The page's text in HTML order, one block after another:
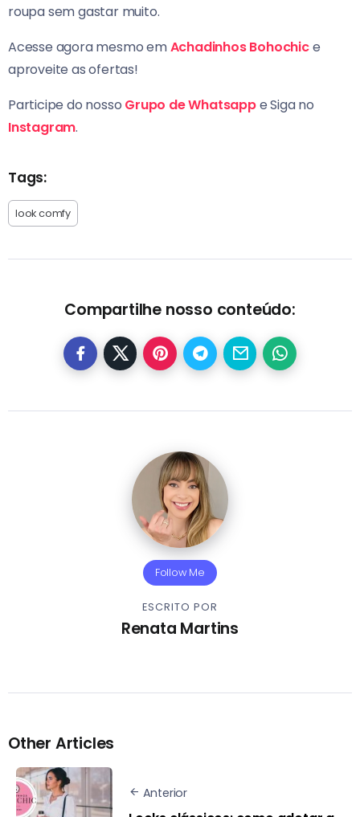
roupa sem gastar muito.
Acesse agora mesmo emAchadinhos Bohochice
aproveite as ofertas!
Participe do nosso Grupo de Whatsappe Siga no
Instagram.
Tags:
look comfy
Compartilhe nosso conteúdo:
Follow Me
ESCRITO POR
Renata Martins
Other Articles
Anterior